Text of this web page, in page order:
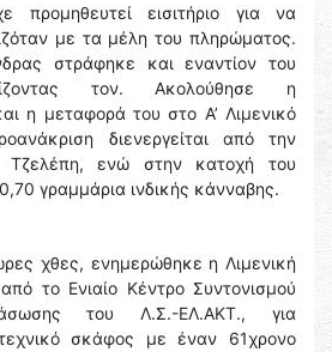
προμηθευτεί εισιτήριο για να
με τα μέλη του πληρώματος.
στράφηκε και εναντίον του
τον. Ακολούθησε η
η μεταφορά του στο Α’ Λιμενικό
διενεργείται από την
Τζελέπη, ενώ στην κατοχή του
γραμμάρια ινδικής κάνναβης.
χθες, ενημερώθηκε η Λιμενική
το Ενιαίο Κέντρο Συντονισμού
του Λ.Σ.-ΕΛ.ΑΚΤ., για
σκάφος με έναν 61χρονο